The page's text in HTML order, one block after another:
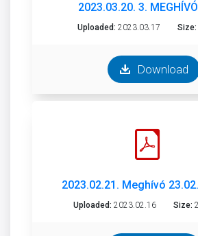
2023.03.20. 3.
Uploaded: 2023.03.17 Size:
Download
2023.02.21. Meghívó
Uploaded: 2023.02.16 Size: